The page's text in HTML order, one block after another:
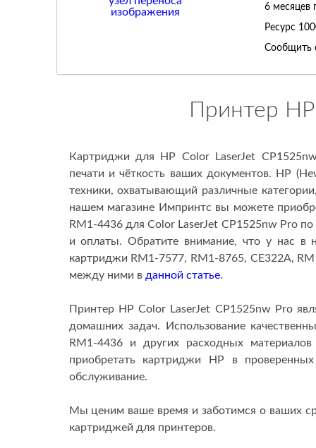
6 месяцев
Ресурс
Сообщить
Принтер
Картриджи для HP Color LaserJet
печати и чёткость ваших документов. HP
техники, охватывающий различные
нашем магазине Импринтс вы можете
RM1-4436 для Color LaserJet CP1525nw Pro
и оплаты. Обратите внимание, что у нас
картриджи RM1-7577, RM1-8765, CE322A,
между ними в данной статье.
Принтер HP Color LaserJet CP1525nw Pro
домашних задач. Использование
RM1-4436​ и других расходных
приобретать картриджи HP в
обслуживание.
Мы ценим ваше время и заботимся о ваших
картриджей для принтеров.